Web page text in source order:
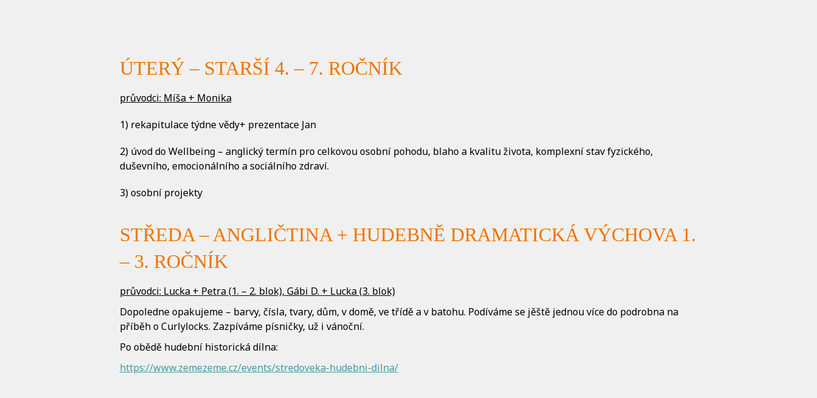
ÚTERÝ – STARŠÍ 4. – 7. ROČNÍK
průvodci: Míša + Monika
1) rekapitulace týdne vědy+ prezentace Jan
2) úvod do Wellbeing – anglický termín pro celkovou osobní pohodu, blaho a kvalitu života, komplexní stav fyzického,
duševního, emocionálního a sociálního zdraví.
3) osobní projekty
STŘEDA – ANGLIČTINA + HUDEBNĚ DRAMATICKÁ VÝCHOVA 1.
– 3. ROČNÍK
průvodci: Lucka + Petra (1. – 2. blok), Gábi D. + Lucka (3. blok)
Dopoledne opakujeme – barvy, čísla, tvary, dům, v domě, ve třídě a v batohu. Podíváme se jěště jednou více do podrobna na
příběh o Curlylocks. Zazpíváme písničky, už i vánoční.
Po obědě hudební historická dílna:
https://www.zemezeme.cz/events/stredoveka-hudebni-dilna/